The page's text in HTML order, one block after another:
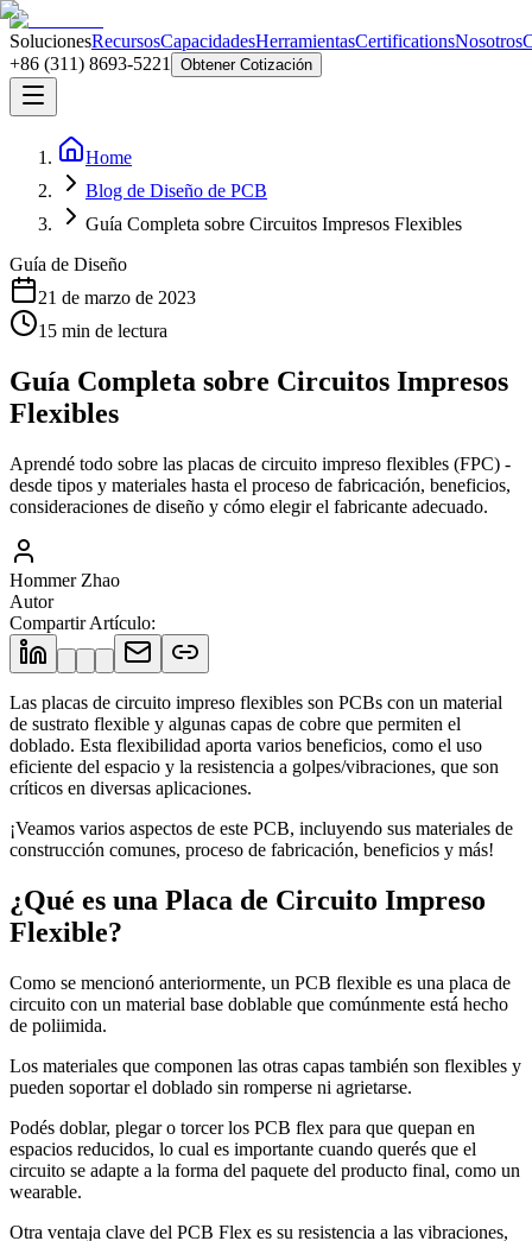
SolucionesRecursosCapacidadesHerramientasCertificationsNosotros
+86 (311) 8693-5221
Obtener Cotización
Home
Blog de Diseño de PCB
Guía Completa sobre Circuitos Impresos Flexibles
Guía de Diseño
21 de marzo de 2023
15 min de lectura
Guía Completa sobre Circuitos Impresos
Flexibles
Aprendé todo sobre las placas de circuito impreso flexibles (FPC) -
desde tipos y materiales hasta el proceso de fabricación, beneficios,
consideraciones de diseño y cómo elegir el fabricante adecuado.
Hommer Zhao
Autor
Compartir Artículo:
Las placas de circuito impreso flexibles son PCBs con un material
de sustrato flexible y algunas capas de cobre que permiten el
doblado. Esta flexibilidad aporta varios beneficios, como el uso
eficiente del espacio y la resistencia a golpes/vibraciones, que son
críticos en diversas aplicaciones.
¡Veamos varios aspectos de este PCB, incluyendo sus materiales de
construcción comunes, proceso de fabricación, beneficios y más!
¿Qué es una Placa de Circuito Impreso
Flexible?
Como se mencionó anteriormente, un PCB flexible es una placa de
circuito con un material base doblable que comúnmente está hecho
de poliimida.
Los materiales que componen las otras capas también son flexibles y
pueden soportar el doblado sin romperse ni agrietarse.
Podés doblar, plegar o torcer los PCB flex para que quepan en
espacios reducidos, lo cual es importante cuando querés que el
circuito se adapte a la forma del paquete del producto final, como un
wearable.
Otra ventaja clave del PCB Flex es su resistencia a las vibraciones,